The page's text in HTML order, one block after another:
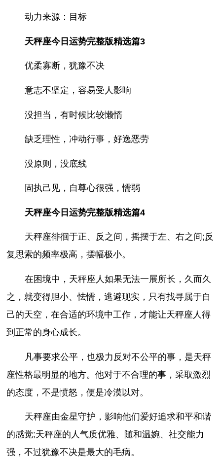
动力来源：目标
天秤座今日运势完整版精选篇3
优柔寡断，犹豫不决
意志不坚定，容易受人影响
没担当，有时候比较懒惰
缺乏理性，冲动行事，好逸恶劳
没原则，没底线
固执己见，自尊心很强，懦弱
天秤座今日运势完整版精选篇4
天秤座徘徊于正、反之间，摇摆于左、右之间;反
复思索的频率极高，摆幅极小。
在困境中，天秤座人如果无法一展所长，久而久
之，就变得胆小、怯懦，逃避现实，只有找寻属于自
己的天空，在合适的环境中工作，才能让天秤座人得
到正常的身心成长。
凡事要求公平，也极力反对不公平的事，是天秤
座性格最明显的地方。他对于不合理的事，采取激烈
的态度，不是愤怒，便是冷漠以对。
天秤座由金星守护，影响他们爱好追求和平和谐
的感觉;天秤座的人气质优雅、随和温婉、社交能力
强，不过犹豫不决是最大的毛病。